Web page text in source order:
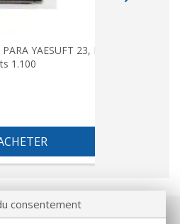
YAESUFT 23, FT
1.100
consentement